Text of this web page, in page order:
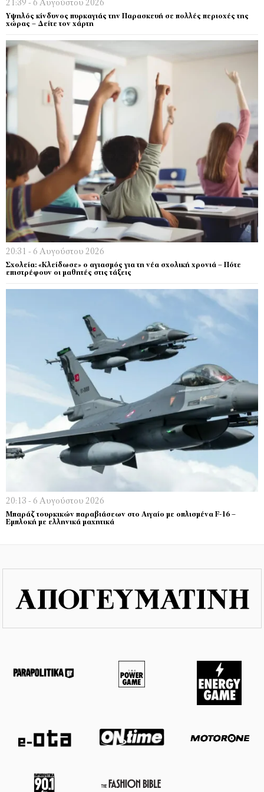
21:39 - 6 Αυγούστου 2026
Υψηλός κίνδυνος πυρκαγιάς την Παρασκευή σε πολλές περιοχές της
χώρας – Δείτε τον χάρτη
20:31 - 6 Αυγούστου 2026
Σχολεία: «Κλείδωσε» ο αγιασμός για τη νέα σχολική χρονιά – Πότε
επιστρέφουν οι μαθητές στις τάξεις
20:13 - 6 Αυγούστου 2026
Μπαράζ τουρκικών παραβιάσεων στο Αιγαίο με οπλισμένα F-16 –
Εμπλοκή με ελληνικά μαχητικά